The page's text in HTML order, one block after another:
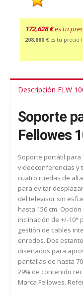
172,628 € es tu
208,880 € es tu precio
Descripción FLW
Soporte
Fellowes
Soporte portátil para
videoconferencias y
cuatro ruedas de
para evitar
del televisor sin
hasta 156 cm.
inclinación de +/-10°
gestión de cables
enredos. Dos
diseñados para
pantallas de hasta
29% de contenido
Marca Fellowes.